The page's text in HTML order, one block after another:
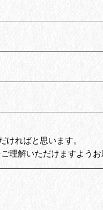
ればと思います。
理解いただけますようお